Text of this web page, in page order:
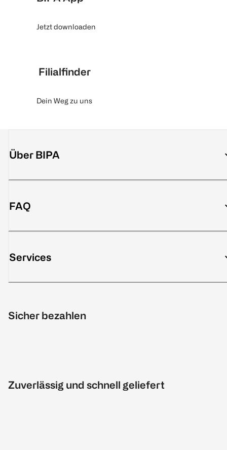
Jetzt downloaden
Filialfinder
Dein Weg zu uns
Über BIPA
FAQ
Services
Sicher bezahlen
Zuverlässig und schnell geliefert